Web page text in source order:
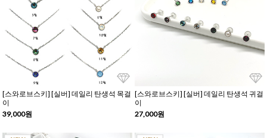
[스와로브스키] [실버] 데일리 탄생석 목걸
이
39,000원
[스와로브스키] [실버] 데일리 탄생석 귀걸
이
27,000원